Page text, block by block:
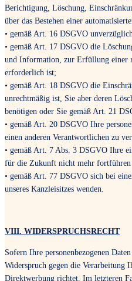
Berichtigung, Löschung,
über das Bestehen einer
• gemäß Art. 16 DSGVO
• gemäß Art. 17 DSGVO die
und Information, zur Erfüllung einer
erforderlich ist;
• gemäß Art. 18 DSGVO die
unrechtmäßig ist, Sie aber deren
benötigen oder Sie gemäß Art. 21
• gemäß Art. 20 DSGVO Ihre
einen anderen Verantwortlichen zu
• gemäß Art. 7 Abs. 3 DSGVO Ihre
für die Zukunft nicht mehr fortführen
• gemäß Art. 77 DSGVO sich bei
unseres Kanzleisitzes wenden.
VIII. WIDERSPRUCHSRECHT
Sofern Ihre personenbezogenen
Widerspruch gegen die Verarbeitung
Direktwerbung richtet. Im letzteren